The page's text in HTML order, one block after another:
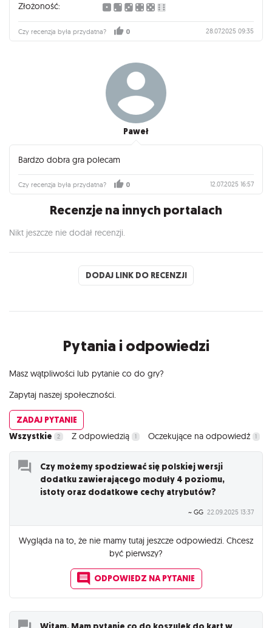
Złożoność:
Czy recenzja była przydatna? 0 28.07.2025 09:35
Paweł
Bardzo dobra gra polecam
Czy recenzja była przydatna? 0 12.07.2025 16:57
Recenzje na innych portalach
Nikt jeszcze nie dodał recenzji.
DODAJ LINK DO RECENZJI
Pytania i odpowiedzi
Wszystkie 2 Z odpowiedzią 1 Oczekujące na odpowiedź 1
Czy możemy spodziewać się polskiej wersji
dodatku zawierającego moduły 4 poziomu,
istoty oraz dodatkowe cechy atrybutów?
~ GG 22.09.2025 13:37
Wygląda na to, że nie mamy tutaj jeszcze odpowiedzi. Chcesz
być pierwszy?
ODPOWIEDZ NA PYTANIE
Masz wątpliwości lub pytanie co do gry?
Zapytaj naszej społeczności.
ZADAJ PYTANIE